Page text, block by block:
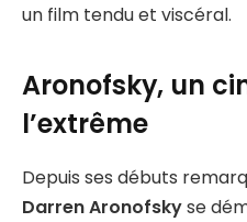
un film tendu et viscéral.
Aronofsky, un
l’extrême
Depuis ses débuts
Darren Aronofskyse